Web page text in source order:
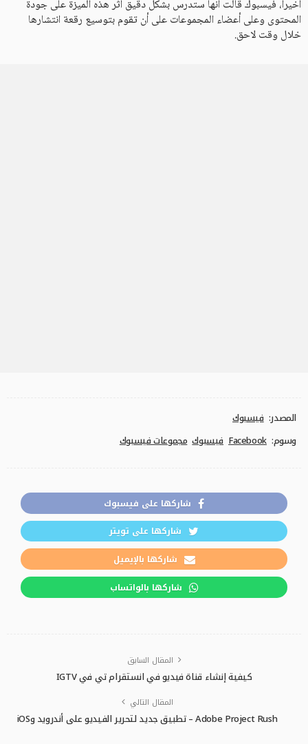
أخيرا، فيسبوك قالت أنها ستدرس بشكل دقيق أثر هذه الميزة على جودة
المحتوى وعلى أعضاء المجموعات على أن تقوم بتوسيع رقعة انتشارها
خلال وقت لاحق.
المصدر: فيسبوك
وسوم: Facebook فيسبوك مجموعات فيسبوك
شاركها على فيسبوك
شاركها على تويتر
شاركها بالإيميل
شاركها بالواتساب
المقال السابق
كيفية إنشاء قناة فيديو في انستقرام تي في IGTV
المقال التالي
Adobe Project Rush – تطبيق جديد لتحرير الفيديو على أندرويد وiOS